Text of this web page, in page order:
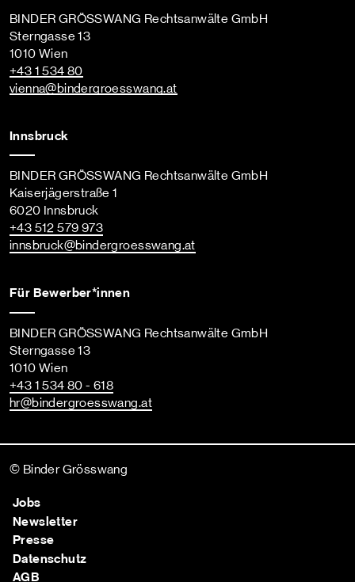
BINDER GRÖSSWANG Rechtsanwälte GmbH
Sterngasse 13
1010 Wien
+43 1 534 80
vienna@bindergroesswang.at
Innsbruck
BINDER GRÖSSWANG Rechtsanwälte GmbH
Kaiserjägerstraße 1
6020 Innsbruck
+43 512 579 973
innsbruck@bindergroesswang.at
Für Bewerber*innen
BINDER GRÖSSWANG Rechtsanwälte GmbH
Sterngasse 13
1010 Wien
+43 1 534 80 - 618
hr@bindergroesswang.at
© Binder Grösswang
Jobs
Newsletter
Presse
Datenschutz
AGB